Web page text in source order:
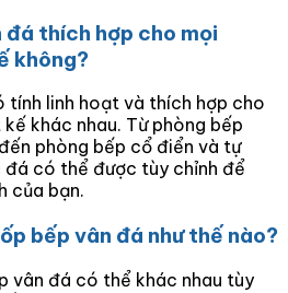
thích hợp cho mọi
không?
tính linh hoạt và thích hợp cho
khác nhau. Từ phòng bếp
phòng bếp cổ điển và tự
đá có thể được tùy chỉnh để
của bạn.
bếp vân đá như thế nào?
vân đá có thể khác nhau tùy